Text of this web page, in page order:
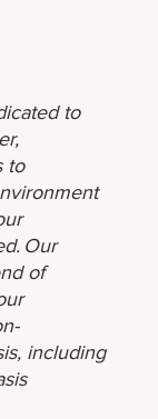
to
to
Our
of
including